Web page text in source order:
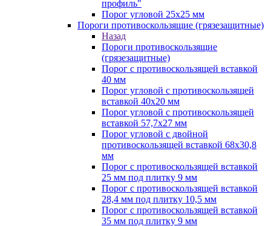
профиль"
Порог угловой 25х25 мм
Пороги противоскользящие (грязезащитные)
Назад
Пороги противоскользящие
(грязезащитные)
Порог с противоскользящей вставкой
40 мм
Порог угловой с противоскользящей
вставкой 40х20 мм
Порог угловой с противоскользящей
вставкой 57,7х27 мм
Порог угловой с двойной
противоскользящей вставкой 68х30,8
мм
Порог с противоскользящей вставкой
25 мм под плитку 9 мм
Порог с противоскользящей вставкой
28,4 мм под плитку 10,5 мм
Порог с противоскользящей вставкой
35 мм под плитку 9 мм